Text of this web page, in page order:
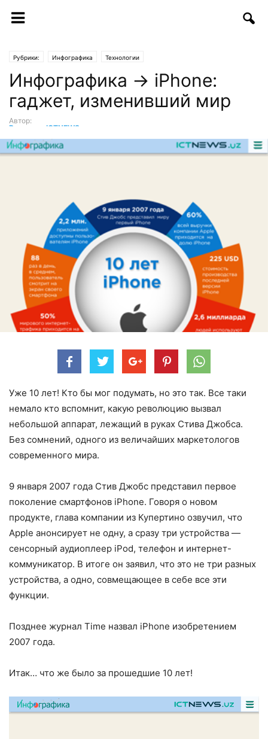
Рубрики: Инфографика Технологии
Инфографика → iPhone:
гаджет, изменивший мир
Автор:
Редакция ICTNEWS
Уже 10 лет! Кто бы мог подумать, но это так. Все таки
немало кто вспомнит, какую революцию вызвал
небольшой аппарат, лежащий в руках Стива Джобса.
Без сомнений, одного из величайших маркетологов
современного мира.
9 января 2007 года Стив Джобс представил первое
поколение смартфонов iPhone. Говоря о новом
продукте, глава компании из Купертино озвучил, что
Apple анонсирует не одну, а сразу три устройства —
сенсорный аудиоплеер iPod, телефон и интернет-
коммуникатор. В итоге он заявил, что это не три разных
устройства, а одно, совмещающее в себе все эти
функции.
Позднее журнал Time назвал iPhone изобретением
2007 года.
Итак… что же было за прошедшие 10 лет!